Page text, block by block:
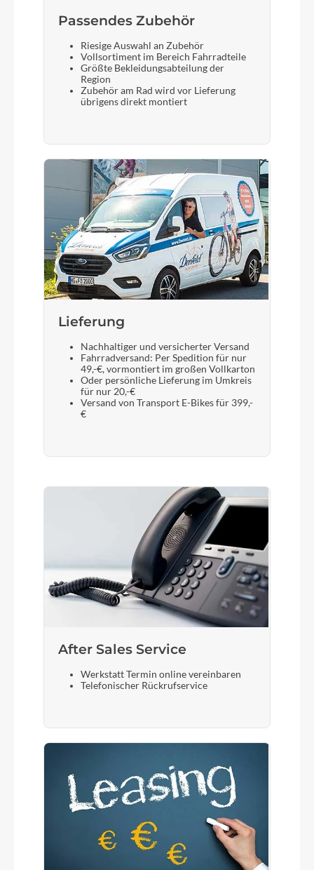
Passendes Zubehör
Riesige Auswahl an Zubehör
Vollsortiment im Bereich Fahrradteile
Größte Bekleidungsabteilung der
Region
Zubehör am Rad wird vor Lieferung
übrigens direkt montiert
Lieferung
Nachhaltiger und versicherter Versand
Fahrradversand: Per Spedition für nur
49,-€, vormontiert im großen Vollkarton
Oder persönliche Lieferung im Umkreis
für nur 20,-€
Versand von Transport E-Bikes für 399,-
€
After Sales Service
Werkstatt Termin online vereinbaren
Telefonischer Rückrufservice